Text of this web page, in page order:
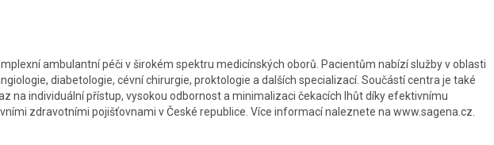
ambulantní péči v širokém spektru medicínských oborů. Pacientům nabízí služby v oblasti
diabetologie, cévní chirurgie, proktologie a dalších specializací. Součástí centra je také
na individuální přístup, vysokou odbornost a minimalizaci čekacích lhůt díky efektivnímu
zdravotními pojišťovnami v České republice. Více informací naleznete na www.sagena.cz